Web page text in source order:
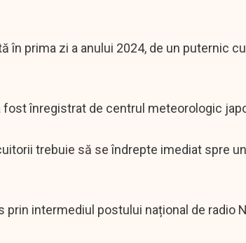
în prima zi a anului 2024, de un puternic
înregistrat de centrul meteorologic
trebuie să se îndrepte imediat spre
intermediul postului național de radio